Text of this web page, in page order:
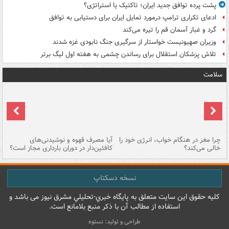
پشت پرده توافق جدید ایران؛ تاکتیک یا استراتژی؟
ادعای تکراری ترامپ درمورد تمایل ایران برای دستیابی به توافق
گرد و غبار آسمان قم را تیره می‌کند
وزیران صهیونیست خواستار از سرگیری جنگ نابودی غزه شدند
تلاش پزشکان استقلال برای رساندن چشمی به هفته اول لیگ برتر
سلامت
چرا مغز در هنگام خواب، انرژی خود را
خالی می‌کند؟
آیا مصرف قهوه و نوشیدنی‌های
کافئین‌دار در دوران بارداری مجاز است؟
نسخه دسکتاپ
کليه حقوق اين سايت متعلق به پایگاه خبري-تحليلي مشرق نيوز می باشد و
استفاده از مطالب آن با ذکر منبع بلامانع است.
طراحی و تولید: نستوه